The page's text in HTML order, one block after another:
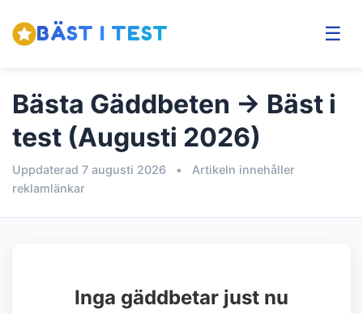
BÄST I TEST ☰
Bästa Gäddbeten → Bäst i
test (Augusti 2026)
Uppdaterad 7 augusti 2026 •
Artikeln innehåller
reklamlänkar
Inga gäddbetar just nu